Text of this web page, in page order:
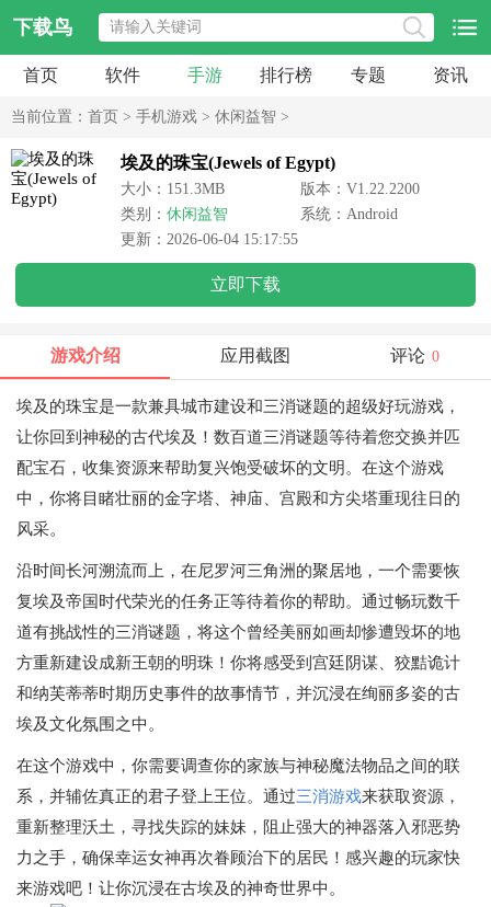
下载鸟
首页 软件 手游 排行榜 专题 资讯
当前位置： 首页 > 手机游戏 > 休闲益智 >
埃及的珠宝(Jewels of Egypt)
大小：151.3MB
版本：V1.22.2200
类别： 休闲益智
系统：Android
更新：2026-06-04 15:17:55
立即下载
游戏介绍 应用截图 评论 0
埃及的珠宝是一款兼具城市建设和三消谜题的超级好玩游戏，
让你回到神秘的古代埃及！数百道三消谜题等待着您交换并匹
配宝石，收集资源来帮助复兴饱受破坏的文明。在这个游戏
中，你将目睹壮丽的金字塔、神庙、宫殿和方尖塔重现往日的
风采。
沿时间长河溯流而上，在尼罗河三角洲的聚居地，一个需要恢
复埃及帝国时代荣光的任务正等待着你的帮助。通过畅玩数千
道有挑战性的三消谜题，将这个曾经美丽如画却惨遭毁坏的地
方重新建设成新王朝的明珠！你将感受到宫廷阴谋、狡黠诡计
和纳芙蒂蒂时期历史事件的故事情节，并沉浸在绚丽多姿的古
埃及文化氛围之中。
在这个游戏中，你需要调查你的家族与神秘魔法物品之间的联
系，并辅佐真正的君子登上王位。通过三消游戏来获取资源，
重新整理沃土，寻找失踪的妹妹，阻止强大的神器落入邪恶势
力之手，确保幸运女神再次眷顾治下的居民！感兴趣的玩家快
来游戏吧！让你沉浸在古埃及的神奇世界中。